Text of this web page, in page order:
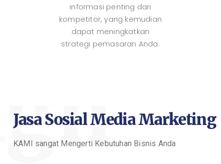
informasi penting dari
kompetitor, yang kemudian
dapat meningkatkan
strategi pemasaran Anda.
Jasa Sosial Media Marketing
KAMI sangat Mengerti Kebutuhan Bisnis Anda